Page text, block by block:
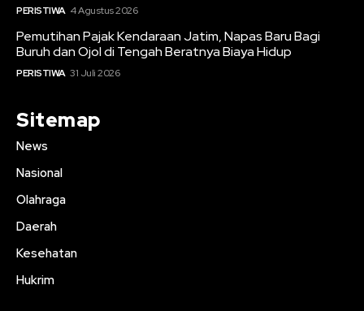
PERISTIWA 4 Agustus 2026
Pemutihan Pajak Kendaraan Jatim, Napas Baru Bagi
Buruh dan Ojol di Tengah Beratnya Biaya Hidup
PERISTIWA 31 Juli 2026
Sitemap
News
Nasional
Olahraga
Daerah
Kesehatan
Hukrim